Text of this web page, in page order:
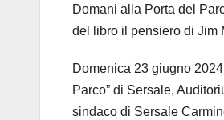
Domani alla Porta del
del libro il pensiero di Jim
Domenica 23 giugno
Parco” di Sersale,
sindaco di Sersale